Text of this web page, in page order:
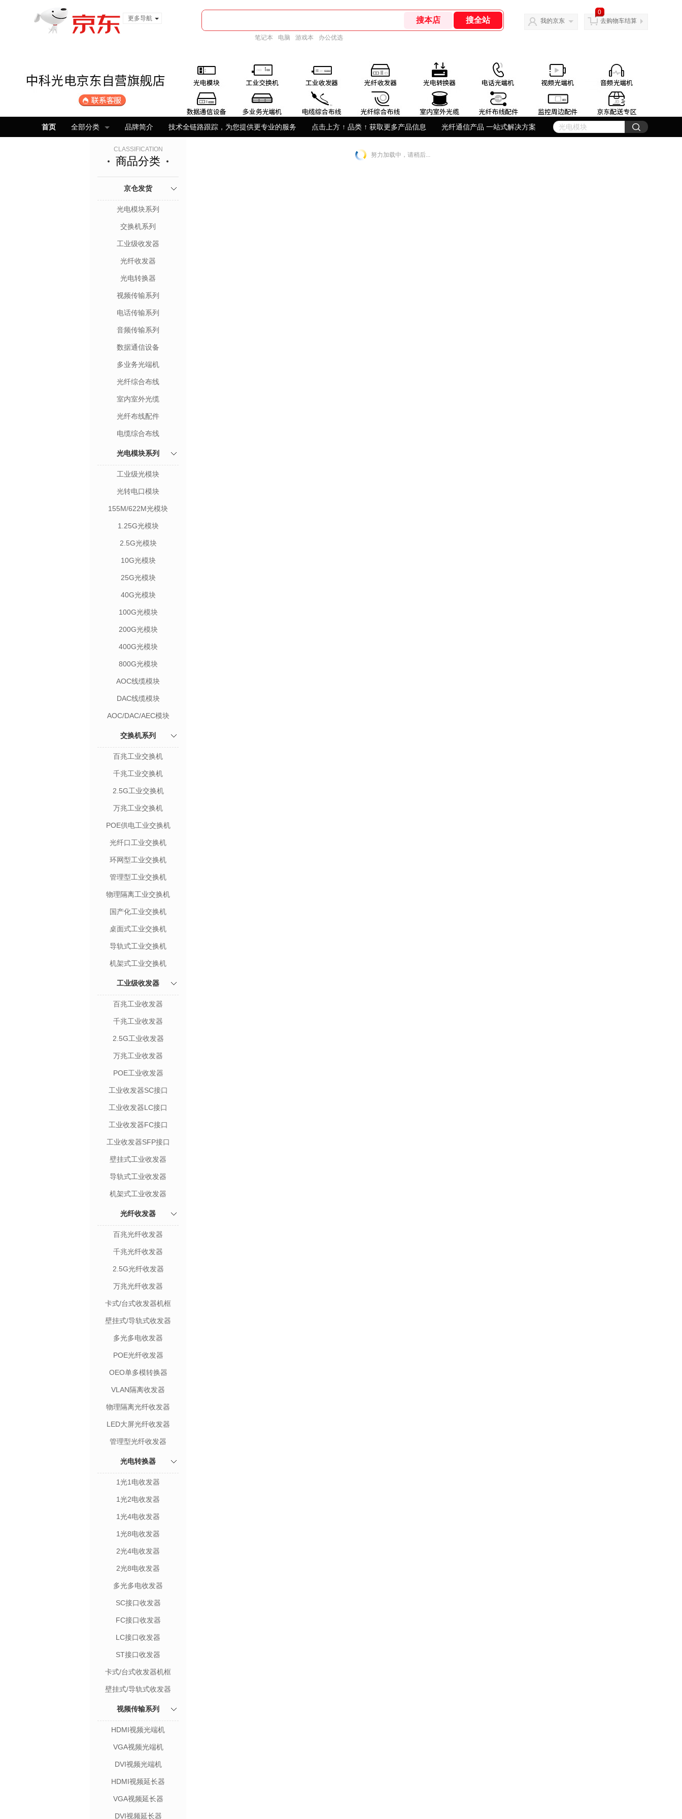
更多导航
笔记本 电脑 游戏本 办公优选
我的京东
0
去购物车结算
首页 全部分类 品牌简介 技术全链路跟踪，为您提供更专业的服务 点击上方 ↑ 品类 ↑ 获取更多产品信息 光纤通信产品 一站式解决方案
CLASSIFICATION
商品分类
京仓发货
光电模块系列
交换机系列
工业级收发器
光纤收发器
光电转换器
视频传输系列
电话传输系列
音频传输系列
数据通信设备
多业务光端机
光纤综合布线
室内室外光缆
光纤布线配件
电缆综合布线
光电模块系列
工业级光模块
光转电口模块
155M/622M光模块
1.25G光模块
2.5G光模块
10G光模块
25G光模块
40G光模块
100G光模块
200G光模块
400G光模块
800G光模块
AOC线缆模块
DAC线缆模块
AOC/DAC/AEC模块
交换机系列
百兆工业交换机
千兆工业交换机
2.5G工业交换机
万兆工业交换机
POE供电工业交换机
光纤口工业交换机
环网型工业交换机
管理型工业交换机
物理隔离工业交换机
国产化工业交换机
桌面式工业交换机
导轨式工业交换机
机架式工业交换机
工业级收发器
百兆工业收发器
千兆工业收发器
2.5G工业收发器
万兆工业收发器
POE工业收发器
工业收发器SC接口
工业收发器LC接口
工业收发器FC接口
工业收发器SFP接口
壁挂式工业收发器
导轨式工业收发器
机架式工业收发器
光纤收发器
百兆光纤收发器
千兆光纤收发器
2.5G光纤收发器
万兆光纤收发器
卡式/台式收发器机框
壁挂式/导轨式收发器
多光多电收发器
POE光纤收发器
OEO单多模转换器
VLAN隔离收发器
物理隔离光纤收发器
LED大屏光纤收发器
管理型光纤收发器
光电转换器
1光1电收发器
1光2电收发器
1光4电收发器
1光8电收发器
2光4电收发器
2光8电收发器
多光多电收发器
SC接口收发器
FC接口收发器
LC接口收发器
ST接口收发器
卡式/台式收发器机框
壁挂式/导轨式收发器
视频传输系列
HDMI视频光端机
VGA视频光端机
DVI视频光端机
HDMI视频延长器
VGA视频延长器
DVI视频延长器
努力加载中，请稍后...